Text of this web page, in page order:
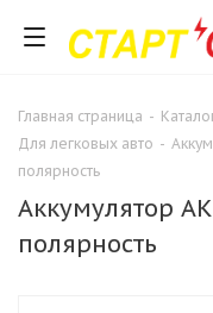
Главная страница -
Для легковых авто -
полярность
Аккумулятор
полярность